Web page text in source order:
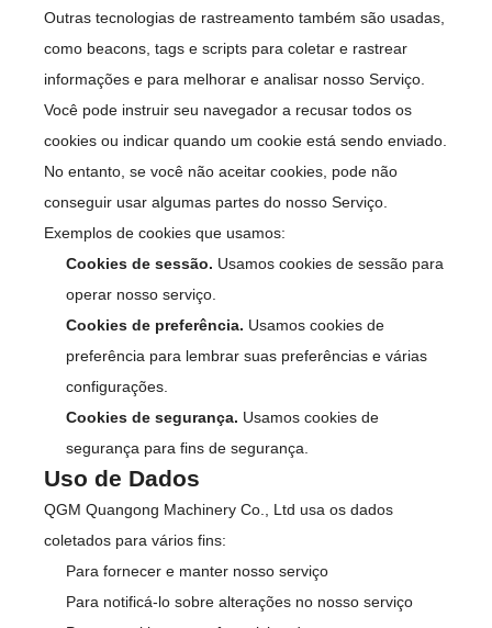
Outras tecnologias de rastreamento também são usadas,
como beacons, tags e scripts para coletar e rastrear
informações e para melhorar e analisar nosso Serviço.
Você pode instruir seu navegador a recusar todos os
cookies ou indicar quando um cookie está sendo enviado.
No entanto, se você não aceitar cookies, pode não
conseguir usar algumas partes do nosso Serviço.
Exemplos de cookies que usamos:
Cookies de sessão. Usamos cookies de sessão para
operar nosso serviço.
Cookies de preferência. Usamos cookies de
preferência para lembrar suas preferências e várias
configurações.
Cookies de segurança. Usamos cookies de
segurança para fins de segurança.
Uso de Dados
QGM Quangong Machinery Co., Ltd usa os dados
coletados para vários fins:
Para fornecer e manter nosso serviço
Para notificá-lo sobre alterações no nosso serviço